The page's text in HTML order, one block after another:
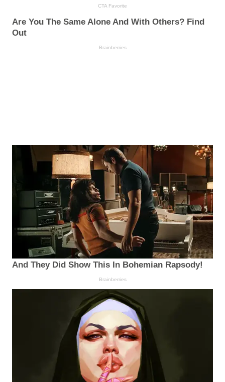
CTA Favorite
Are You The Same Alone And With Others? Find
Out
Brainberries
And They Did Show This In Bohemian Rapsody!
Brainberries